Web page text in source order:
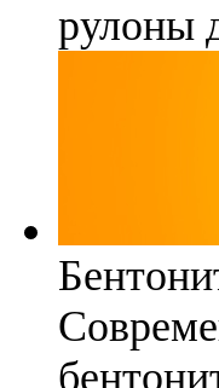
рулоны